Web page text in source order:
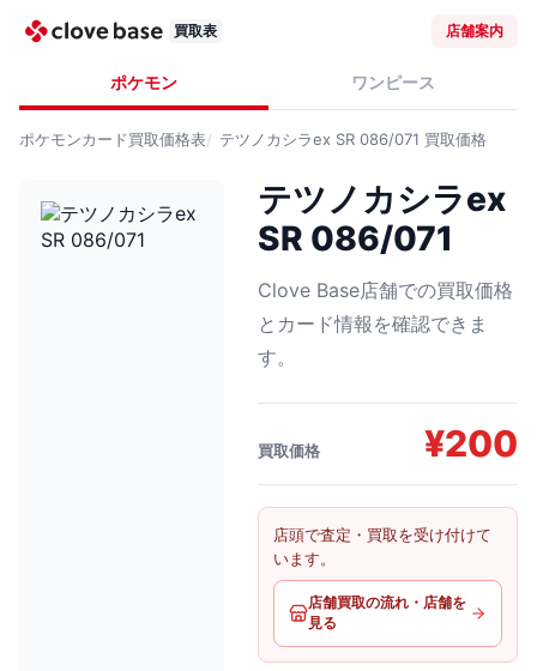
買取表 店舗案内
ポケモン ワンピース
ポケモンカード買取価格表 テツノカシラex SR 086/071 買取価格
テツノカシラex
SR 086/071
Clove Base店舗での買取価格
とカード情報を確認できま
す。
買取価格 ¥200
店頭で査定・買取を受け付けて
います。
店舗買取の流れ・店舗を
見る